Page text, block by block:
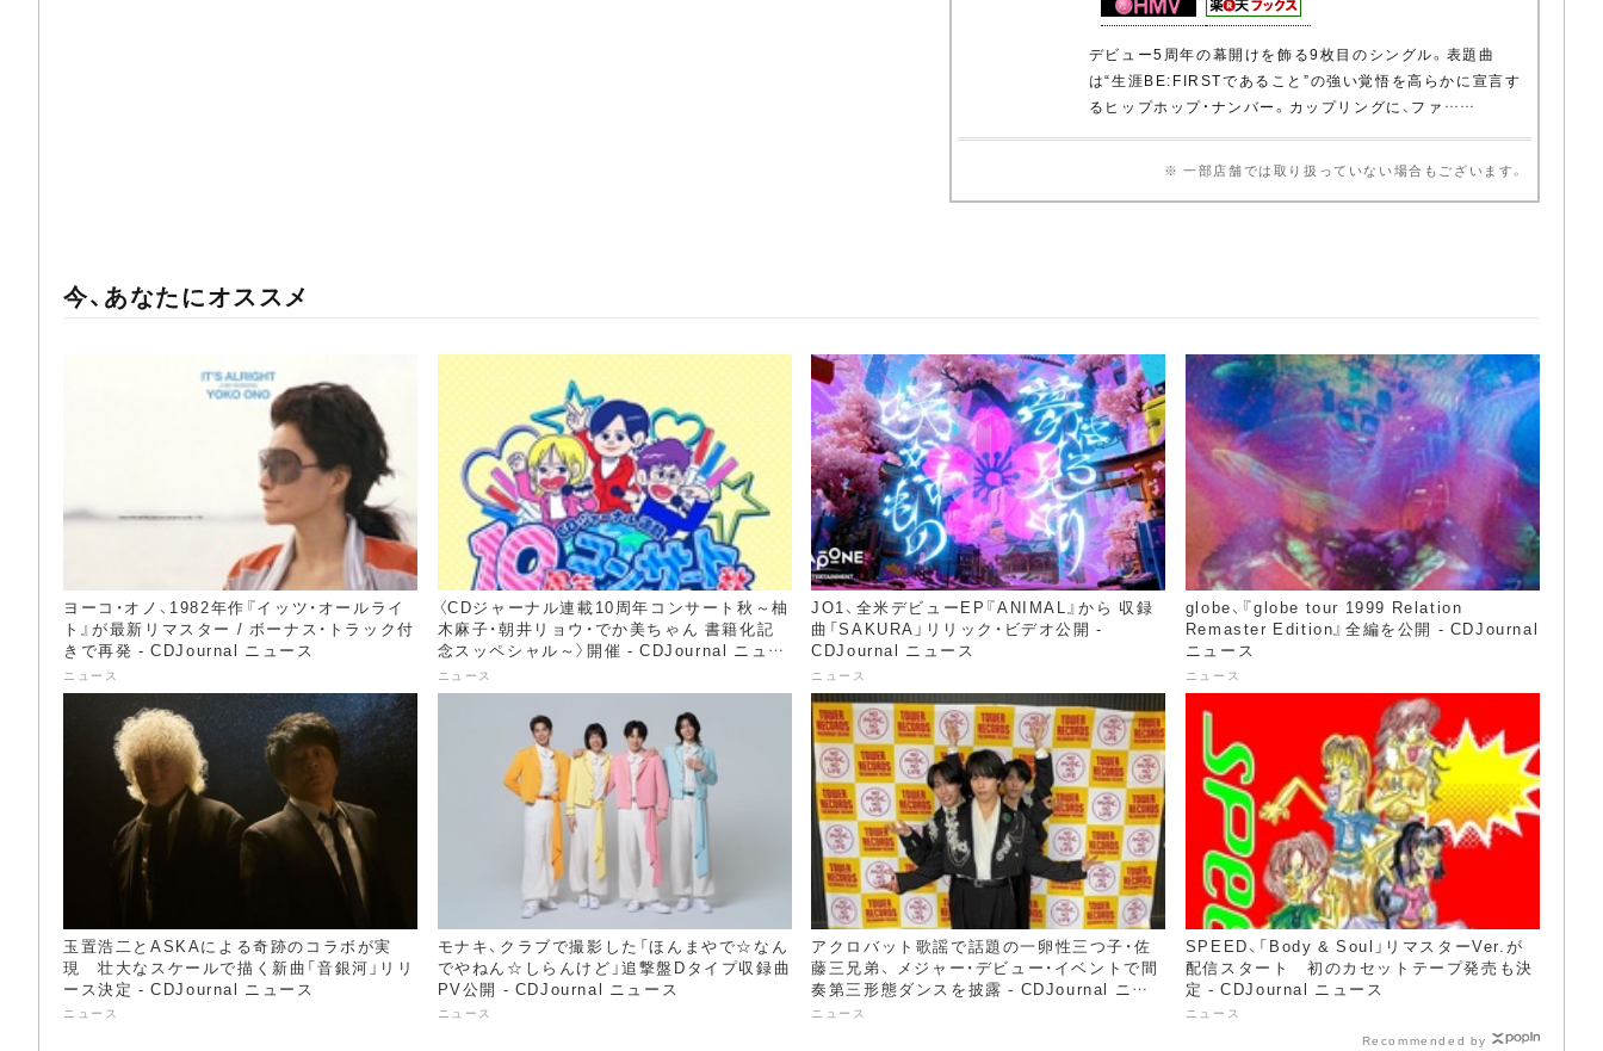
デビュー5周年の幕開けを飾る9枚目のシングル。表題曲
は“生涯BE:FIRSTであること”の強い覚悟を高らかに宣言す
るヒップホップ・ナンバー。カップリングに、ファ……
※ 一部店舗では取り扱っていない場合もございます。
今、あなたにオススメ
ヨーコ・オノ、1982年作『イッツ・オールライ
ト』が最新リマスター / ボーナス・トラック付
きで再発 - CDJournal ニュース
ニュース
〈CDジャーナル連載10周年コンサート秋～柚
木麻子・朝井リョウ・でか美ちゃん 書籍化記
念スッペシャル～〉開催 - CDJournal ニュー
ス
ニュース
JO1、全米デビューEP『ANIMAL』から 収録
曲「SAKURA」リリック・ビデオ公開 -
CDJournal ニュース
ニュース
globe、『globe tour 1999 Relation
Remaster Edition』全編を公開 - CDJournal
ニュース
ニュース
玉置浩二とASKAによる奇跡のコラボが実
現 壮大なスケールで描く新曲「音銀河」リリ
ース決定 - CDJournal ニュース
ニュース
モナキ、クラブで撮影した「ほんまやで☆なん
でやねん☆しらんけど」追撃盤Dタイプ収録曲
PV公開 - CDJournal ニュース
ニュース
アクロバット歌謡で話題の一卵性三つ子・佐
藤三兄弟、 メジャー・デビュー・イベントで間
奏第三形態ダンスを披露 - CDJournal ニュ
ース
ニュース
SPEED、「Body & Soul」リマスターVer.が
配信スタート 初のカセットテープ発売も決
定 - CDJournal ニュース
ニュース
Recommended by